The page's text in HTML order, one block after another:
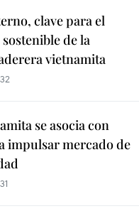
clave para el
de la
vietnamita
se asocia con
impulsar mercado de